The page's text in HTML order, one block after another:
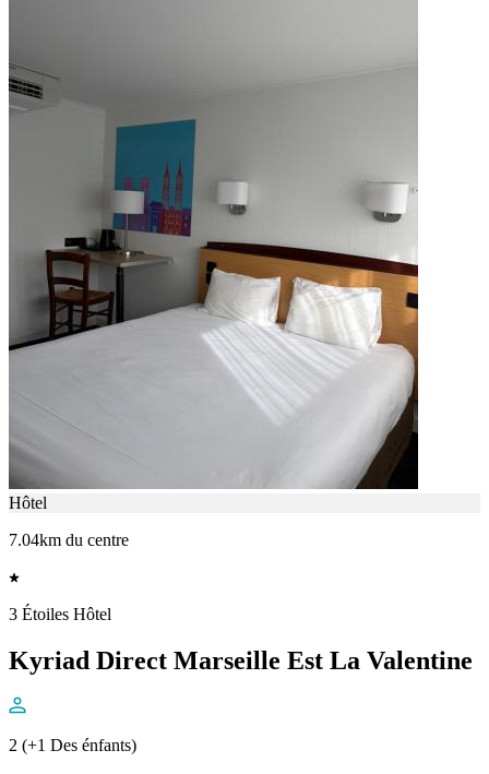
Hôtel
7.04km du centre
3 Étoiles Hôtel
Kyriad Direct Marseille Est La Valentine
2 (+1 Des énfants)